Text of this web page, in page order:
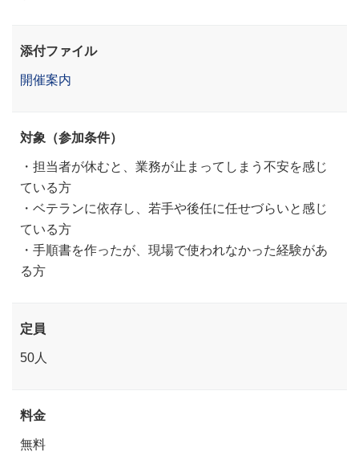
添付ファイル
開催案内
対象（参加条件）
・担当者が休むと、業務が止まってしまう不安を感じ
ている方
・ベテランに依存し、若手や後任に任せづらいと感じ
ている方
・手順書を作ったが、現場で使われなかった経験があ
る方
定員
50人
料金
無料